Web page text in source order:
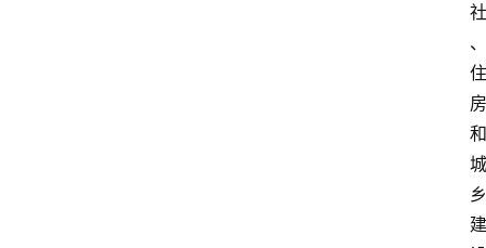
社
、
住
房
和
城
乡
建